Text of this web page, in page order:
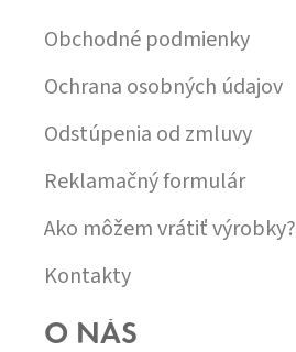
Obchodné podmienky
Ochrana osobných údajov
Odstúpenia od zmluvy
Reklamačný formulár
Ako môžem vrátiť výrobky?
Kontakty
O NÁS